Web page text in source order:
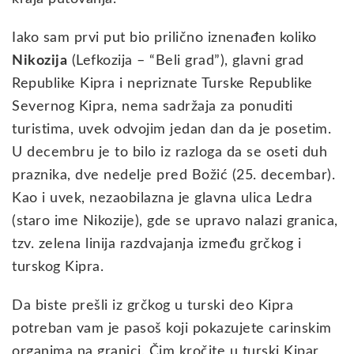
Iako sam prvi put bio prilično iznenađen koliko
Nikozija (Lefkozija – “Beli grad”), glavni grad
Republike Kipra i nepriznate Turske Republike
Severnog Kipra, nema sadržaja za ponuditi
turistima, uvek odvojim jedan dan da je posetim.
U decembru je to bilo iz razloga da se oseti duh
praznika, dve nedelje pred Božić (25. decembar).
Kao i uvek, nezaobilazna je glavna ulica Ledra
(staro ime Nikozije), gde se upravo nalazi granica,
tzv. zelena linija razdvajanja između grčkog i
turskog Kipra.
Da biste prešli iz grčkog u turski deo Kipra
potreban vam je pasoš koji pokazujete carinskim